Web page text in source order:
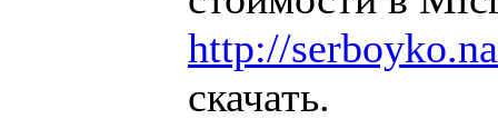
http://
скачать.